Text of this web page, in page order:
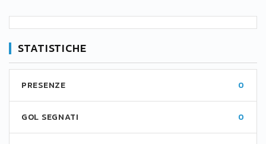
STATISTICHE
PRESENZE 0
GOL SEGNATI 0